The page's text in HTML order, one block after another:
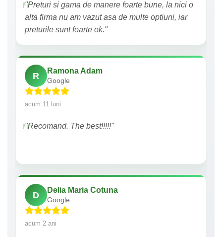
"Preturi si gama de manere foarte bune, la nici o
alta firma nu am vazut asa de multe optiuni, iar
preturile sunt foarte ok."
R
Ramona Adam
Google
acum 11 luni
"Recomand. The best!!!!!"
D
Delia Maria Cotuna
Google
acum 2 ani